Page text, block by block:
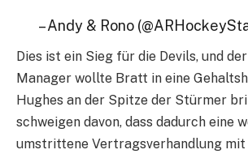
– Andy & Rono
Dies ist ein Sieg für die Devils, und
Manager wollte Bratt in eine
Hughes an der Spitze der Stürmer
schweigen davon, dass dadurch eine
umstrittene Vertragsverhandlung mit